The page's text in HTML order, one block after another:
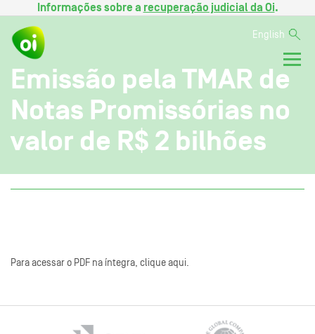
Informações sobre a recuperação judicial da Oi.
English
Emissão pela TMAR de
Notas Promissórias no
valor de R$ 2 bilhões
Para acessar o PDF na íntegra, clique aqui.